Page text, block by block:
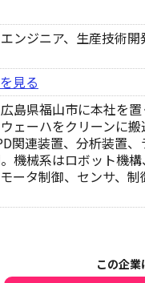
ンジニア、生産技術
見る
島県福山市に本社を
ェーハをクリーンに
関連装置、分析装置
機械系はロボット機
ータ制御、センサ、
この企業